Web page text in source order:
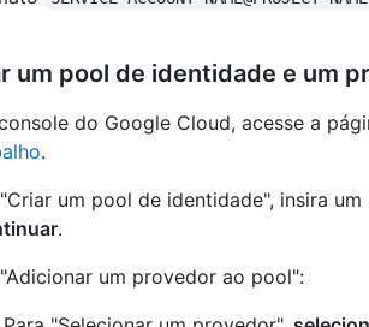
um pool de identidade e um
do Google Cloud, acesse a
.
um pool de identidade", insira
.
um provedor ao pool":